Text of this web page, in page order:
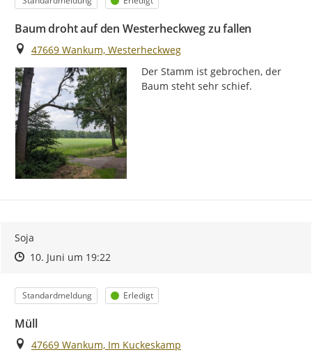
Baum droht auf den Westerheckweg zu fallen
Ort
47669 Wankum, Westerheckweg
Der Stamm ist gebrochen, der
Baum steht sehr schief.
Soja
Zeitpunkt des Erstellens
Zeitpunkt des Erstellens
10. Juni um 19:22Zur Äußerung
Kategorie
Standardmeldung Status
Erledigt
Müll
Ort
47669 Wankum, Im Kuckeskamp